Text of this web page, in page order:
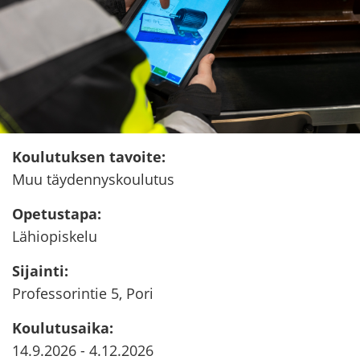
Kou­lu­tuk­sen ta­voi­te:
Muu täy­den­nys­kou­lu­tus
Ope­tus­ta­pa:
Lä­hio­pis­ke­lu
Si­jain­ti:
Pro­fes­so­rin­tie 5, Pori
Kou­lu­tusai­ka:
14.9.2026- 4.12.2026